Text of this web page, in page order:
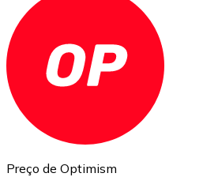
Ethereum
ETH
Preço de Optimism